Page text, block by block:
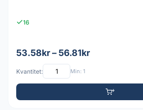
16
53.58kr – 56.81kr
Kvantitet: Min: 1